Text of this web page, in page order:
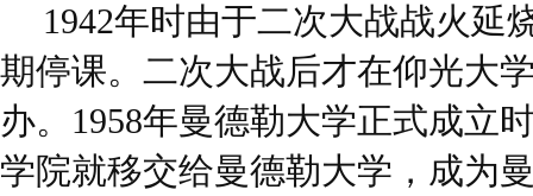
1942年时由于二次大战战火延
期停课。二次大战后才在仰光大
办。1958年曼德勒大学正式成立
学院就移交给曼德勒大学，成为